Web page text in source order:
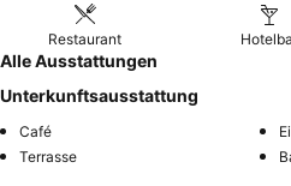
Restaurant
Alle Ausstattungen
Unterkunftsausstattung
Café
Terrasse